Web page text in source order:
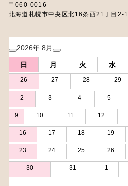
〒060-0016
北海道札幌市中央区北16条西21丁目2-1
2026年 8月
日 月 火 水
26 27 28 29
2 3 4 5
9 10 11 12
16 17 18 19
23 24 25 26
30 31 1